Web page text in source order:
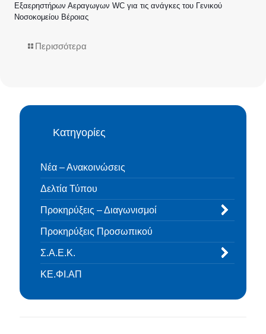
Εξαερηστήρων Αεραγωγων WC για τις ανάγκες του Γενικού
Νοσοκομείου Βέροιας
Περισσότερα
Κατηγορίες
Νέα – Ανακοινώσεις
Δελτία Τύπου
Προκηρύξεις – Διαγωνισμοί
Προκηρύξεις Προσωπικού
Σ.Α.Ε.Κ.
ΚΕ.ΦΙ.ΑΠ